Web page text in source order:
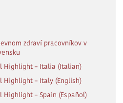
zdraví pracovníkov v
Highlight – Italia (Italian)
Highlight – Italy (English)
– Spain (Español)